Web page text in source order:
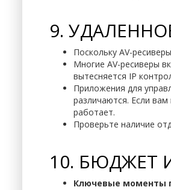
9.
Поскольку AV-
Многие AV-ресиверы
вытесняется IP
Приложения для
различаются. Если
работает.
Проверьте наличие
10. БЮДЖЕТ
Ключевые моменты